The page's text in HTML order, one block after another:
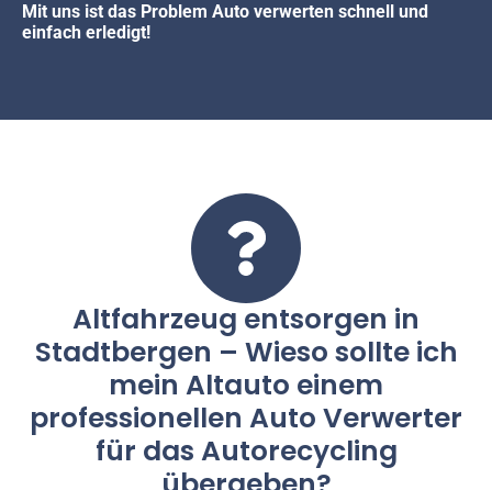
Mit uns ist das Problem Auto verwerten schnell und
einfach erledigt!
Altfahrzeug entsorgen in
Stadtbergen – Wieso sollte ich
mein Altauto einem
professionellen Auto Verwerter
für das Autorecycling